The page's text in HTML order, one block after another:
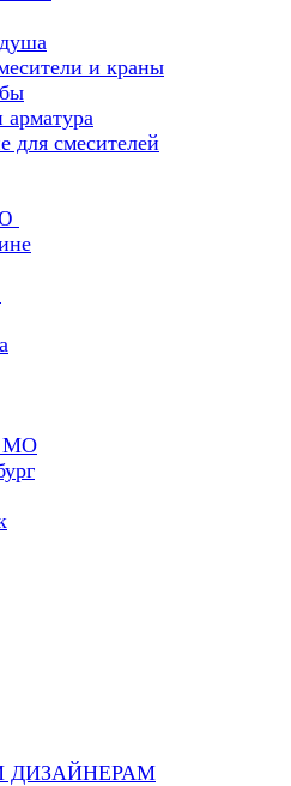
и краны
для смесителей
МО
ДИЗАЙНЕРАМ